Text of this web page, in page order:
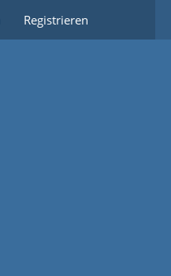
Registrieren